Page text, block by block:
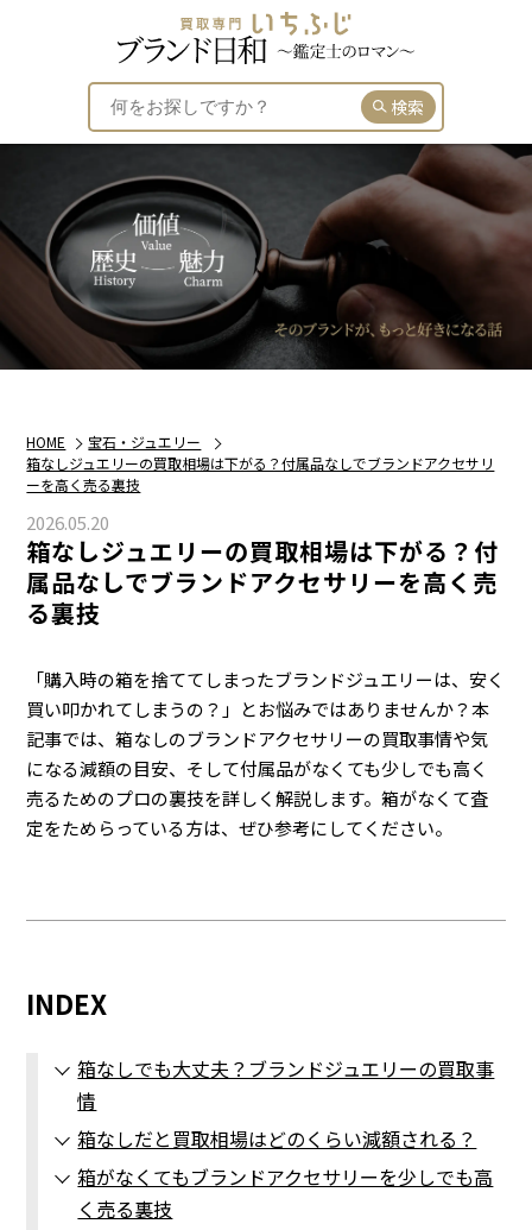
検索
HOME
宝石・ジュエリー
箱なしジュエリーの買取相場は下がる？付属品なしでブランドアクセサリ
ーを高く売る裏技
2026.05.20
箱なしジュエリーの買取相場は下がる？付
属品なしでブランドアクセサリーを高く売
る裏技
「購入時の箱を捨ててしまったブランドジュエリーは、安く
買い叩かれてしまうの？」とお悩みではありませんか？本
記事では、箱なしのブランドアクセサリーの買取事情や気
になる減額の目安、そして付属品がなくても少しでも高く
売るためのプロの裏技を詳しく解説します。箱がなくて査
定をためらっている方は、ぜひ参考にしてください。
INDEX
箱なしでも大丈夫？ブランドジュエリーの買取事
情
箱なしだと買取相場はどのくらい減額される？
箱がなくてもブランドアクセサリーを少しでも高
く売る裏技